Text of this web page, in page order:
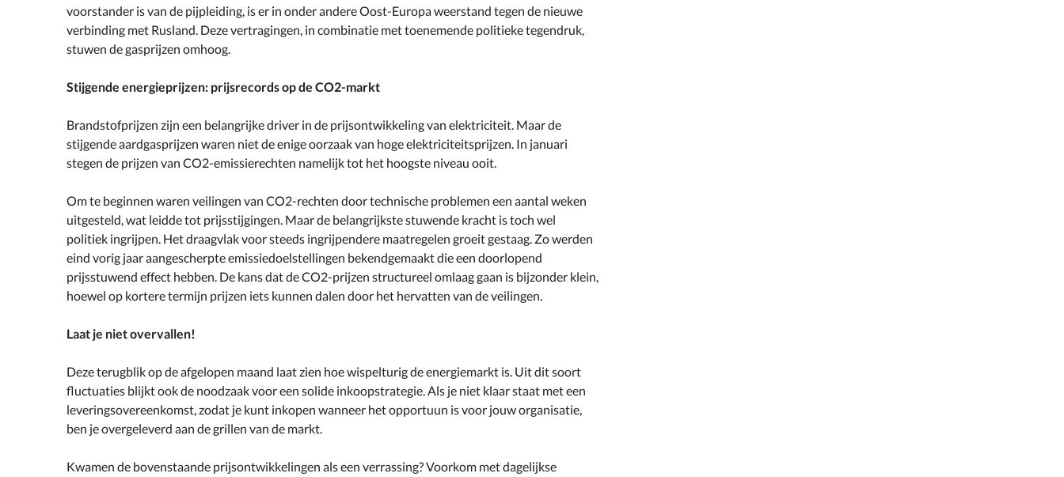
voorstander is van de pijpleiding, is er in onder andere Oost-Europa weerstand tegen de nieuwe
verbinding met Rusland. Deze vertragingen, in combinatie met toenemende politieke tegendruk,
stuwen de gasprijzen omhoog.
Stijgende energieprijzen: prijsrecords op de CO2-markt
Brandstofprijzen zijn een belangrijke driver in de prijsontwikkeling van elektriciteit. Maar de
stijgende aardgasprijzen waren niet de enige oorzaak van hoge elektriciteitsprijzen. In januari
stegen de prijzen van CO2-emissierechten namelijk tot het hoogste niveau ooit.
Om te beginnen waren veilingen van CO2-rechten door technische problemen een aantal weken
uitgesteld, wat leidde tot prijsstijgingen. Maar de belangrijkste stuwende kracht is toch wel
politiek ingrijpen. Het draagvlak voor steeds ingrijpendere maatregelen groeit gestaag. Zo werden
eind vorig jaar aangescherpte emissiedoelstellingen bekendgemaakt die een doorlopend
prijsstuwend effect hebben. De kans dat de CO2-prijzen structureel omlaag gaan is bijzonder klein,
hoewel op kortere termijn prijzen iets kunnen dalen door het hervatten van de veilingen.
Laat je niet overvallen!
Deze terugblik op de afgelopen maand laat zien hoe wispelturig de energiemarkt is. Uit dit soort
fluctuaties blijkt ook de noodzaak voor een solide inkoopstrategie. Als je niet klaar staat met een
leveringsovereenkomst, zodat je kunt inkopen wanneer het opportuun is voor jouw organisatie,
ben je overgeleverd aan de grillen van de markt.
Kwamen de bovenstaande prijsontwikkelingen als een verrassing? Voorkom met dagelijkse